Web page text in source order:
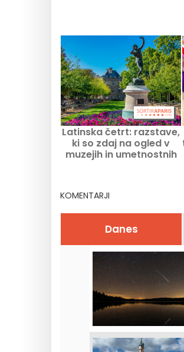
Latinska četrt: razstave,
ki so zdaj na ogled v
muzejih in umetnostnih
KOMENTARJI
Danes